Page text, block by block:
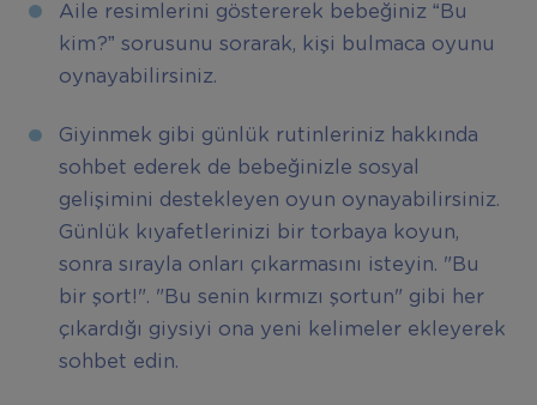
Aile resimlerini göstererek bebeğiniz “Bu
kim?” sorusunu sorarak, kişi bulmaca oyunu
oynayabilirsiniz.
Giyinmek gibi günlük rutinleriniz hakkında
sohbet ederek de bebeğinizle sosyal
gelişimini destekleyen oyun oynayabilirsiniz.
Günlük kıyafetlerinizi bir torbaya koyun,
sonra sırayla onları çıkarmasını isteyin. "Bu
bir şort!". "Bu senin kırmızı şortun" gibi her
çıkardığı giysiyi ona yeni kelimeler ekleyerek
sohbet edin.